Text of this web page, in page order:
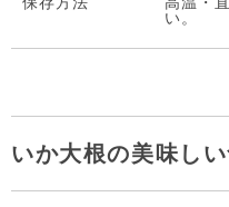
い。
いか大根の美味し